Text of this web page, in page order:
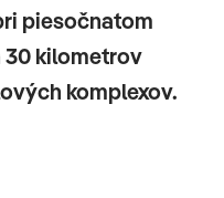
piesočnatom
kilometrov
komplexov.